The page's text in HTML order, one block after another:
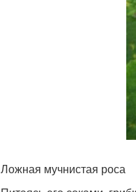
Ложная мучнистая роса